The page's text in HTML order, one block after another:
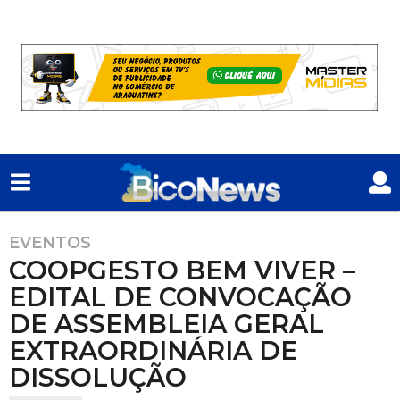
1
m
ê
s
a
t
r
EVENTOS
COOPGESTO BEM VIVER –
EDITAL DE CONVOCAÇÃO
DE ASSEMBLEIA GERAL
EXTRAORDINÁRIA DE
DISSOLUÇÃO